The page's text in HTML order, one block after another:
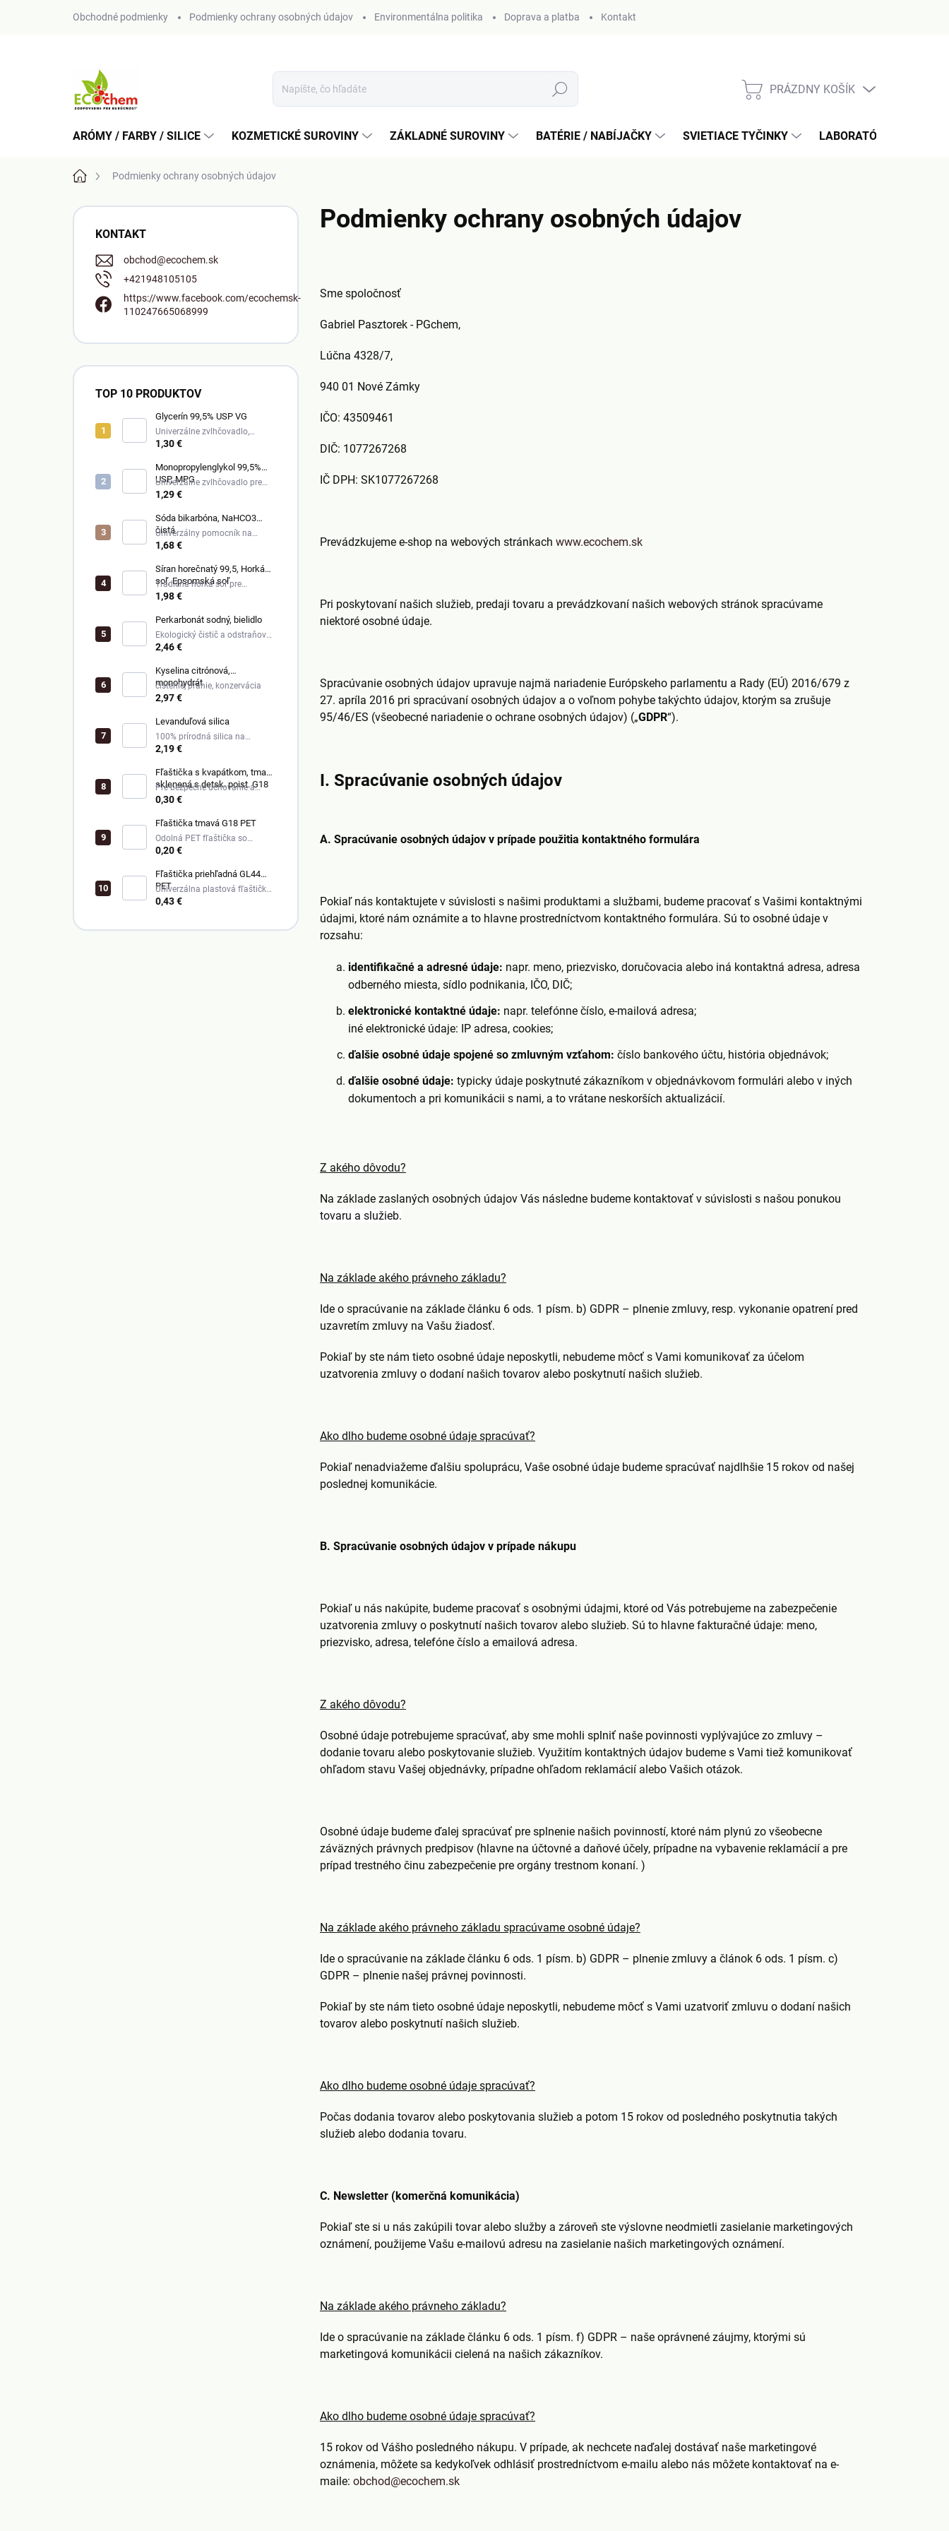
Obchodné podmienky Podmienky ochrany osobných údajov Environmentálna politika Doprava a platba Kontakty
Hľadať
NÁKUPNÝ
PRÁZDNY KOŠÍK
ARÓMY / FARBY / SILICE KOZMETICKÉ SUROVINY ZÁKLADNÉ SUROVINY BATÉRIE / NABÍJAČKY SVIETIACE TYČINKY LABORATÓRIUM /
DomovPodmienky ochrany osobných údajov
B
e
KONTAKT
obchod@ecochem.sk
+421948105105
https://www.facebook.com/ecochemsk-
110247665068999
TOP 10 PRODUKTOV
Glycerín 99,5% USP VG
Univerzálne zvlhčovadlo,
mazivo a prísada do zmesí.
1,30 €
Monopropylenglykol 99,5%
USP, MPG
Univerzálne zvlhčovadlo pre
kozmetiku, pasty a medicínu.
1,29 €
Sóda bikarbóna, NaHCO3
čistá
Univerzálny pomocník na
ekologické upratovanie, pranie
1,68 €
Síran horečnatý 99,5, Horká
soľ, Epsomská soľ
Tradičná horká soľ pre
relaxačné kúpele a odstránenie
1,98 €
Perkarbonát sodný, bielidlo
Ekologický čistič a odstraňovač
škvŕn
2,46 €
Kyselina citrónová,
monohydrát
čistenie, pranie, konzervácia
2,97 €
Levanduľová silica
100% prírodná silica na
upokojenie a regeneráciu pleti.
2,19 €
Fľaštička s kvapátkom, tmavá
sklenená s detsk. poist. G18
Pre bezpečné uchovanie a
presné dávkovanie tekutín.
0,30 €
Fľaštička tmavá G18 PET
Odolná PET fľaštička so
závitom G18
0,20 €
Fľaštička priehľadná GL44
PET
Univerzálna plastová fľaštička
na oleje, krémy a tekutiny.
0,43 €
Podmienky ochrany osobných údajov
Sme spoločnosť
Gabriel Pasztorek - PGchem,
Lúčna 4328/7,
940 01 Nové Zámky
IČO: 43509461
DIČ: 1077267268
IČ DPH: SK1077267268
Prevádzkujeme e-shop na webových stránkach www.ecochem.sk
Pri poskytovaní našich služieb, predaji tovaru a prevádzkovaní našich webových stránok spracúvame
niektoré osobné údaje.
Spracúvanie osobných údajov upravuje najmä nariadenie Európskeho parlamentu a Rady (EÚ) 2016/679 z
27. apríla 2016 pri spracúvaní osobných údajov a o voľnom pohybe takýchto údajov, ktorým sa zrušuje
95/46/ES (všeobecné nariadenie o ochrane osobných údajov) („GDPR“).
I. Spracúvanie osobných údajov
A. Spracúvanie osobných údajov v prípade použitia kontaktného formulára
Pokiaľ nás kontaktujete v súvislosti s našimi produktami a službami, budeme pracovať s Vašimi kontaktnými
údajmi, ktoré nám oznámite a to hlavne prostredníctvom kontaktného formulára. Sú to osobné údaje v
rozsahu:
identifikačné a adresné údaje: napr. meno, priezvisko, doručovacia alebo iná kontaktná adresa, adresa
odberného miesta, sídlo podnikania, IČO, DIČ;
elektronické kontaktné údaje: napr. telefónne číslo, e-mailová adresa;
iné elektronické údaje: IP adresa, cookies;
ďalšie osobné údaje spojené so zmluvným vzťahom: číslo bankového účtu, história objednávok;
ďalšie osobné údaje: typicky údaje poskytnuté zákazníkom v objednávkovom formulári alebo v iných
dokumentoch a pri komunikácii s nami, a to vrátane neskorších aktualizácií.
Z akého dôvodu?
Na základe zaslaných osobných údajov Vás následne budeme kontaktovať v súvislosti s našou ponukou
tovaru a služieb.
Na základe akého právneho základu?
Ide o spracúvanie na základe článku 6 ods. 1 písm. b) GDPR – plnenie zmluvy, resp. vykonanie opatrení pred
uzavretím zmluvy na Vašu žiadosť.
Pokiaľ by ste nám tieto osobné údaje neposkytli, nebudeme môcť s Vami komunikovať za účelom
uzatvorenia zmluvy o dodaní našich tovarov alebo poskytnutí našich služieb.
Ako dlho budeme osobné údaje spracúvať?
Pokiaľ nenadviažeme ďalšiu spoluprácu, Vaše osobné údaje budeme spracúvať najdlhšie 15 rokov od našej
poslednej komunikácie.
B. Spracúvanie osobných údajov v prípade nákupu
Pokiaľ u nás nakúpite, budeme pracovať s osobnými údajmi, ktoré od Vás potrebujeme na zabezpečenie
uzatvorenia zmluvy o poskytnutí našich tovarov alebo služieb. Sú to hlavne fakturačné údaje: meno,
priezvisko, adresa, telefóne číslo a emailová adresa.
Z akého dôvodu?
Osobné údaje potrebujeme spracúvať, aby sme mohli splniť naše povinnosti vyplývajúce zo zmluvy –
dodanie tovaru alebo poskytovanie služieb. Využitím kontaktných údajov budeme s Vami tiež komunikovať
ohľadom stavu Vašej objednávky, prípadne ohľadom reklamácií alebo Vašich otázok.
Osobné údaje budeme ďalej spracúvať pre splnenie našich povinností, ktoré nám plynú zo všeobecne
záväzných právnych predpisov (hlavne na účtovné a daňové účely, prípadne na vybavenie reklamácií a pre
prípad trestného činu zabezpečenie pre orgány trestnom konaní. )
Na základe akého právneho základu spracúvame osobné údaje?
Ide o spracúvanie na základe článku 6 ods. 1 písm. b) GDPR – plnenie zmluvy a článok 6 ods. 1 písm. c)
GDPR – plnenie našej právnej povinnosti.
Pokiaľ by ste nám tieto osobné údaje neposkytli, nebudeme môcť s Vami uzatvoriť zmluvu o dodaní našich
tovarov alebo poskytnutí našich služieb.
Ako dlho budeme osobné údaje spracúvať?
Počas dodania tovarov alebo poskytovania služieb a potom 15 rokov od posledného poskytnutia takých
služieb alebo dodania tovaru.
C. Newsletter (komerčná komunikácia)
Pokiaľ ste si u nás zakúpili tovar alebo služby a zároveň ste výslovne neodmietli zasielanie marketingových
oznámení, použijeme Vašu e-mailovú adresu na zasielanie našich marketingových oznámení.
Na základe akého právneho základu?
Ide o spracúvanie na základe článku 6 ods. 1 písm. f) GDPR – naše oprávnené záujmy, ktorými sú
marketingová komunikácii cielená na našich zákazníkov.
Ako dlho budeme osobné údaje spracúvať?
15 rokov od Vášho posledného nákupu. V prípade, ak nechcete naďalej dostávať naše marketingové
oznámenia, môžete sa kedykoľvek odhlásiť prostredníctvom e-mailu alebo nás môžete kontaktovať na e-
maile: obchod@ecochem.sk